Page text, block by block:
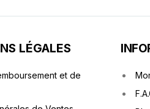
LÉGALES
et de